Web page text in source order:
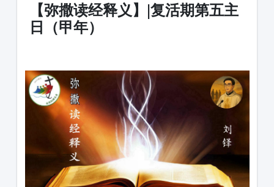
【弥撒读经释义】|复活期第五主
日（甲年）